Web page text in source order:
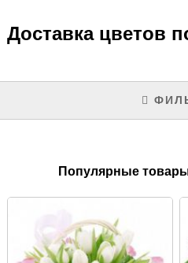
Доставка цветов
Популярные